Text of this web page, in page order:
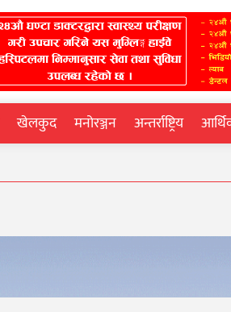
खेलकुद मनोरञ्जन अन्तर्राष्ट्रिय